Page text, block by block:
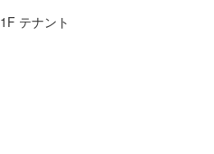
1F テナント